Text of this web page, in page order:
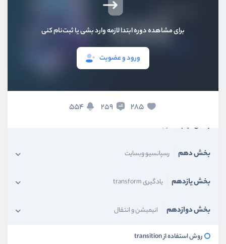
برای مشاهده دوره ابتدا لازمه وارد بشی یا ثبت‌نام کنی
ورود و عضویت
285
259
554
واحدها و سایزها
بخش نهم فرم‌ها
بخش دهم رسپانسیو وبسایت
بخش یازدهم یادگیری transform
بخش دوازدهم انیمیشن و انتقال
روش استفاده از transition